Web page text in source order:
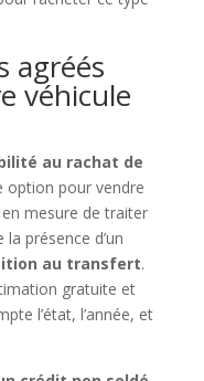
agréés
véhicule
au rachat de
option pour vendre
mesure de traiter
présence d’un
au transfert.
gratuite et
l’état, l’année, et